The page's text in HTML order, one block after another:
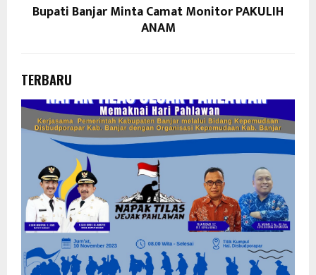
Bupati Banjar Minta Camat Monitor PAKULIH
ANAM
TERBARU